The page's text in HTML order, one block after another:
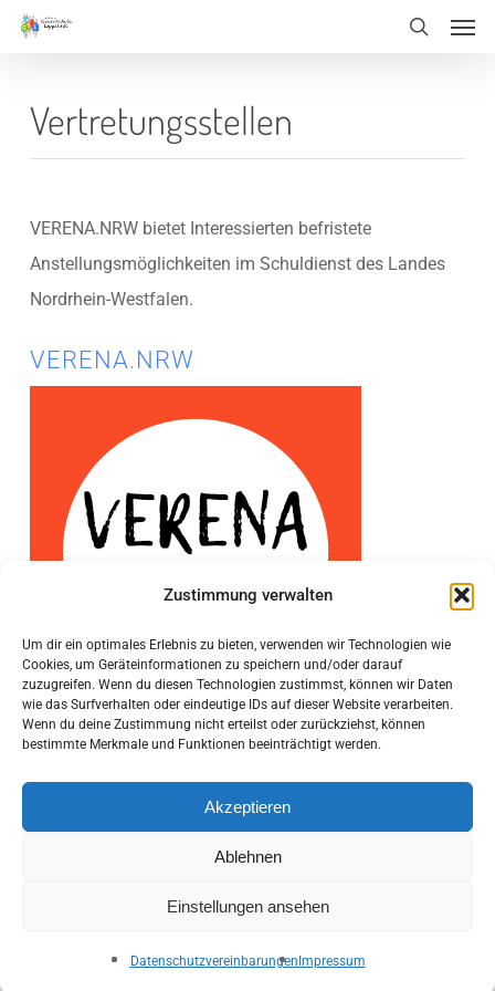
Zustimmung verwalten
Um dir ein optimales Erlebnis zu bieten, verwenden wir Technologien wie
Cookies, um Geräteinformationen zu speichern und/oder darauf
zuzugreifen. Wenn du diesen Technologien zustimmst, können wir Daten
wie das Surfverhalten oder eindeutige IDs auf dieser Website verarbeiten.
Wenn du deine Zustimmung nicht erteilst oder zurückziehst, können
bestimmte Merkmale und Funktionen beeinträchtigt werden.
Akzeptieren
Ablehnen
Einstellungen ansehen
Datenschutzvereinbarungen Impressum
Skip
contentVertretungsstellen
VERENA.NRW bietet Interessierten befristete
Anstellungsmöglichkeiten im Schuldienst des Landes
Nordrhein-Westfalen.
VERENA.NRW
Datenschutz Barrierefreiheit
Menu